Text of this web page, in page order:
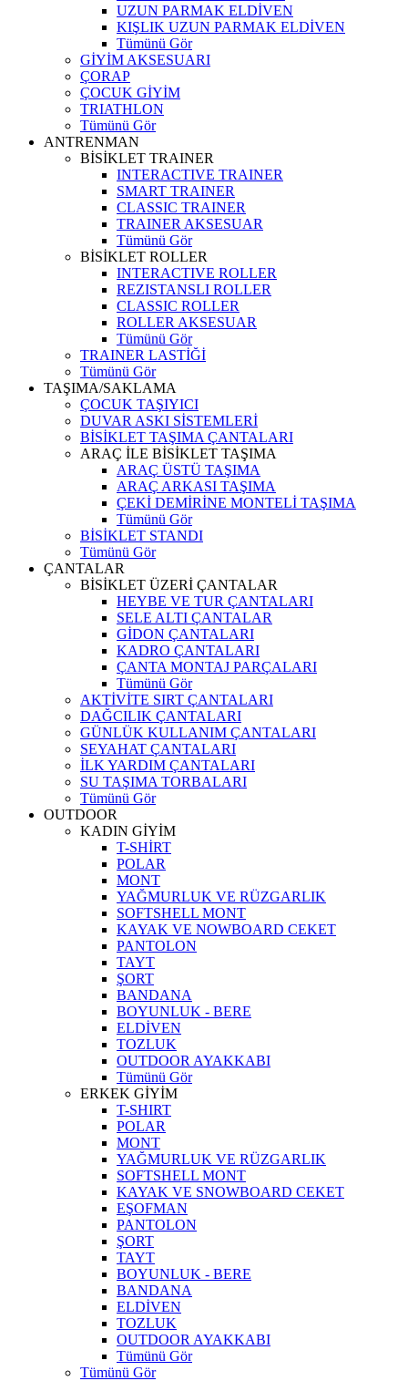
UZUN PARMAK ELDİVEN
KIŞLIK UZUN PARMAK ELDİVEN
Tümünü Gör
GİYİM AKSESUARI
ÇORAP
ÇOCUK GİYİM
TRIATHLON
Tümünü Gör
ANTRENMAN
BİSİKLET TRAINER
INTERACTIVE TRAINER
SMART TRAINER
CLASSIC TRAINER
TRAINER AKSESUAR
Tümünü Gör
BİSİKLET ROLLER
INTERACTIVE ROLLER
REZISTANSLI ROLLER
CLASSIC ROLLER
ROLLER AKSESUAR
Tümünü Gör
TRAINER LASTİĞİ
Tümünü Gör
TAŞIMA/SAKLAMA
ÇOCUK TAŞIYICI
DUVAR ASKI SİSTEMLERİ
BİSİKLET TAŞIMA ÇANTALARI
ARAÇ İLE BİSİKLET TAŞIMA
ARAÇ ÜSTÜ TAŞIMA
ARAÇ ARKASI TAŞIMA
ÇEKİ DEMİRİNE MONTELİ TAŞIMA
Tümünü Gör
BİSİKLET STANDI
Tümünü Gör
ÇANTALAR
BİSİKLET ÜZERİ ÇANTALAR
HEYBE VE TUR ÇANTALARI
SELE ALTI ÇANTALAR
GİDON ÇANTALARI
KADRO ÇANTALARI
ÇANTA MONTAJ PARÇALARI
Tümünü Gör
AKTİVİTE SIRT ÇANTALARI
DAĞCILIK ÇANTALARI
GÜNLÜK KULLANIM ÇANTALARI
SEYAHAT ÇANTALARI
İLK YARDIM ÇANTALARI
SU TAŞIMA TORBALARI
Tümünü Gör
OUTDOOR
KADIN GİYİM
T-SHİRT
POLAR
MONT
YAĞMURLUK VE RÜZGARLIK
SOFTSHELL MONT
KAYAK VE NOWBOARD CEKET
PANTOLON
TAYT
ŞORT
BANDANA
BOYUNLUK - BERE
ELDİVEN
TOZLUK
OUTDOOR AYAKKABI
Tümünü Gör
ERKEK GİYİM
T-SHIRT
POLAR
MONT
YAĞMURLUK VE RÜZGARLIK
SOFTSHELL MONT
KAYAK VE SNOWBOARD CEKET
EŞOFMAN
PANTOLON
ŞORT
TAYT
BOYUNLUK - BERE
BANDANA
ELDİVEN
TOZLUK
OUTDOOR AYAKKABI
Tümünü Gör
Tümünü Gör